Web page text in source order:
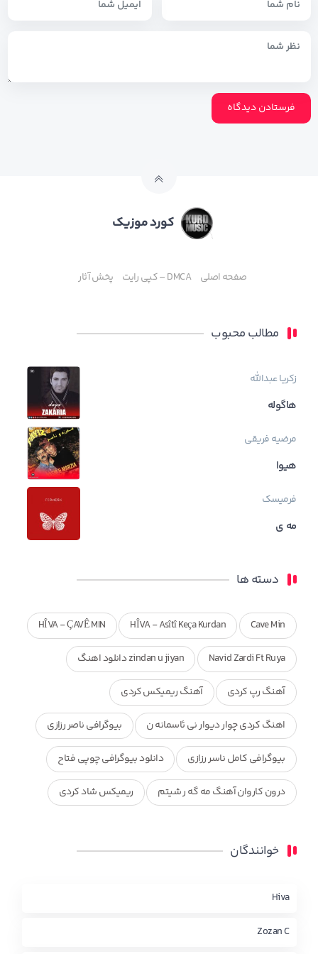
کورد موزیک
صفحه اصلی DMCA – کپی رایت پخش آثار
مطالب محبوب
زکریا عبدالله
هاگوله
مرضیه فریقی
هیوا
فرمیسک
مه ی
دسته ها
Cave Min
HÎVA - Asîtî Keça Kurdan
HÎVA - ÇAVÊ MIN
Navid Zardi Ft Ruya zindan u jiyan دانلود اهنگ
آهنگ رپ کردی آهنگ ریمیکس کردی
اهنگ کردی چوار دیوار نی ئاسمانه ن بیوگرافی ناصر رزازی
بیوگرافی کامل ناسر رزازی دانلود بیوگرافی چوپی فتاح
درون کاروان آهنگ مه گه ر شیتم ریمیکس شاد کردی
محمد جزا
چاو من
خوانندگان
Hiva
Zozan C